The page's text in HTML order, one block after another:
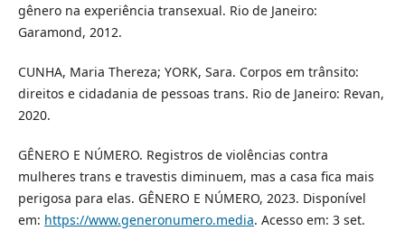
gênero na experiência transexual. Rio de Janeiro:
Garamond, 2012.
CUNHA, Maria Thereza; YORK, Sara. Corpos em trânsito:
direitos e cidadania de pessoas trans. Rio de Janeiro: Revan,
2020.
GÊNERO E NÚMERO. Registros de violências contra
mulheres trans e travestis diminuem, mas a casa fica mais
perigosa para elas. GÊNERO E NÚMERO, 2023. Disponível
em: https://www.generonumero.media. Acesso em: 3 set.